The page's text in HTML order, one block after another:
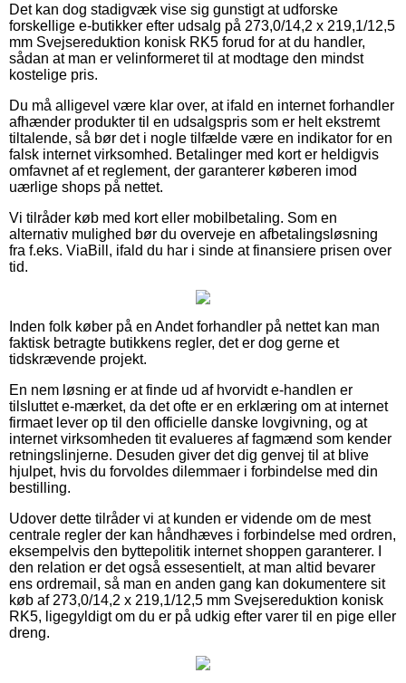
Det kan dog stadigvæk vise sig gunstigt at udforske
forskellige e-butikker efter udsalg på 273,0/14,2 x 219,1/12,5
mm Svejsereduktion konisk RK5 forud for at du handler,
sådan at man er velinformeret til at modtage den mindst
kostelige pris.
Du må alligevel være klar over, at ifald en internet forhandler
afhænder produkter til en udsalgspris som er helt ekstremt
tiltalende, så bør det i nogle tilfælde være en indikator for en
falsk internet virksomhed. Betalinger med kort er heldigvis
omfavnet af et reglement, der garanterer køberen imod
uærlige shops på nettet.
Vi tilråder køb med kort eller mobilbetaling. Som en
alternativ mulighed bør du overveje en afbetalingsløsning
fra f.eks. ViaBill, ifald du har i sinde at finansiere prisen over
tid.
Inden folk køber på en Andet forhandler på nettet kan man
faktisk betragte butikkens regler, det er dog gerne et
tidskrævende projekt.
En nem løsning er at finde ud af hvorvidt e-handlen er
tilsluttet e-mærket, da det ofte er en erklæring om at internet
firmaet lever op til den officielle danske lovgivning, og at
internet virksomheden tit evalueres af fagmænd som kender
retningslinjerne. Desuden giver det dig genvej til at blive
hjulpet, hvis du forvoldes dilemmaer i forbindelse med din
bestilling.
Udover dette tilråder vi at kunden er vidende om de mest
centrale regler der kan håndhæves i forbindelse med ordren,
eksempelvis den byttepolitik internet shoppen garanterer. I
den relation er det også essesentielt, at man altid bevarer
ens ordremail, så man en anden gang kan dokumentere sit
køb af 273,0/14,2 x 219,1/12,5 mm Svejsereduktion konisk
RK5, ligegyldigt om du er på udkig efter varer til en pige eller
dreng.